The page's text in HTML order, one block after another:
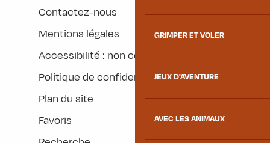
GRIMPER ET VOLER
JEUX D'AVENTURE
AVEC LES ANIMAUX
Contactez-nous
Mentions légales
Accessibilité : non conforme
Politique de confidentialité
Plan du site
Favoris